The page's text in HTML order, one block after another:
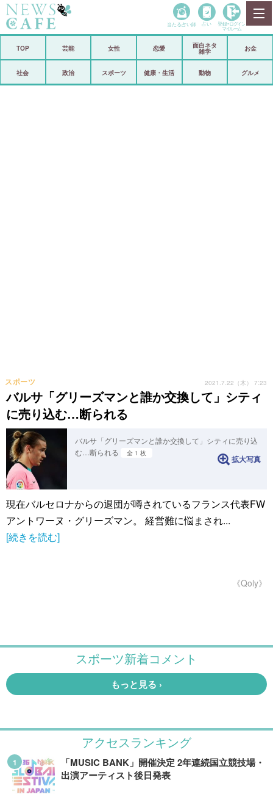
政治
当たる占い師 占い 登録• ログイン
マイルーム
TOP 芸能 女性 恋愛
面白ネタ
雑学
お金
社会 政治 スポーツ 健康・生活 動物 グルメ
バルサ「グリーズマンと誰か交換して」シティ
に売り込む…断られる
スポーツ 2021.7.22（木） 7:23
バルサ「グリーズマンと誰か交換して」シティに売り込
む…断られる
全 1 枚
拡大写真
現在バルセロナからの退団が噂されているフランス代表FW
アントワーヌ・グリーズマン。 経営難に悩まされ...
[続きを読む]
《Qoly》
アクセスランキング
「MUSIC BANK」開催決定 2年連続国立競技場・
出演アーティスト後日発表